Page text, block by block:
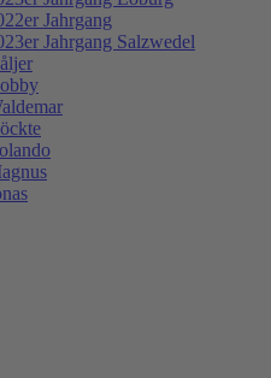
Jahrgang
Jahrgang Salzwedel